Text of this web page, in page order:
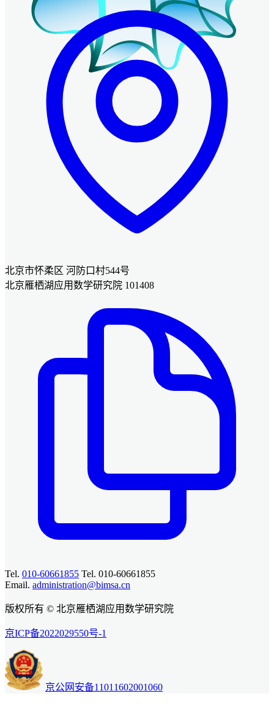
北京市怀柔区 河防口村544号
北京雁栖湖应用数学研究院 101408
Tel. 010-60661855 Tel. 010-60661855
Email. administration@bimsa.cn
版权所有 © 北京雁栖湖应用数学研究院
京ICP备2022029550号-1
京公网安备11011602001060